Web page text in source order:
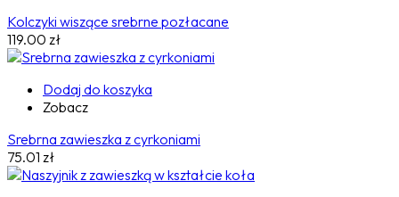
Kolczyki wiszące srebrne pozłacane
119.00 zł
Dodaj do koszyka
Zobacz
Srebrna zawieszka z cyrkoniami
75.01 zł